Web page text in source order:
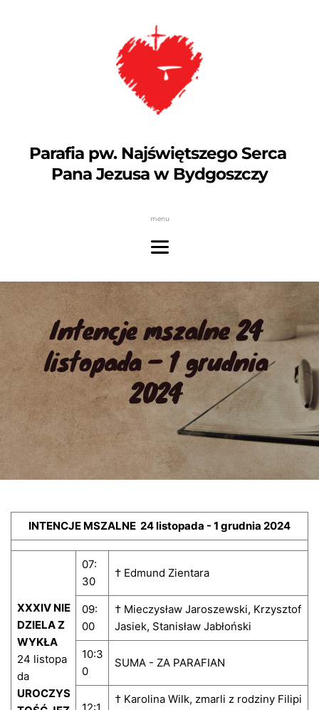
Parafia pw. Najświętszego Serca
Pana Jezusa w Bydgoszczy
menu
Intencje mszalne 24
listopada – 1 grudnia
2024
INTENCJE MSZALNE 24 listopada - 1 grudnia 2024
XXXIV NIE
DZIELA Z
WYKŁA
24 listopa
da
UROCZYS
07:
30
† Edmund Zientara
09:
00
† Mieczysław Jaroszewski, Krzysztof
Jasiek, Stanisław Jabłoński
10:3
0
SUMA - ZA PARAFIAN
† Karolina Wilk, zmarli z rodziny Filipi